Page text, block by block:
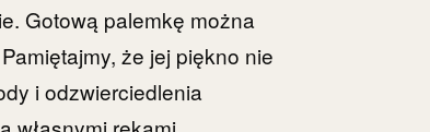
Gotową palemkę można
że jej piękno nie
i odzwierciedlenia